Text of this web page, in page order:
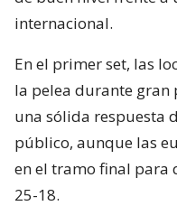
internacional.
En el primer set, las
la pelea durante gran
una sólida respuesta
público, aunque las
en el tramo final para
25-18.